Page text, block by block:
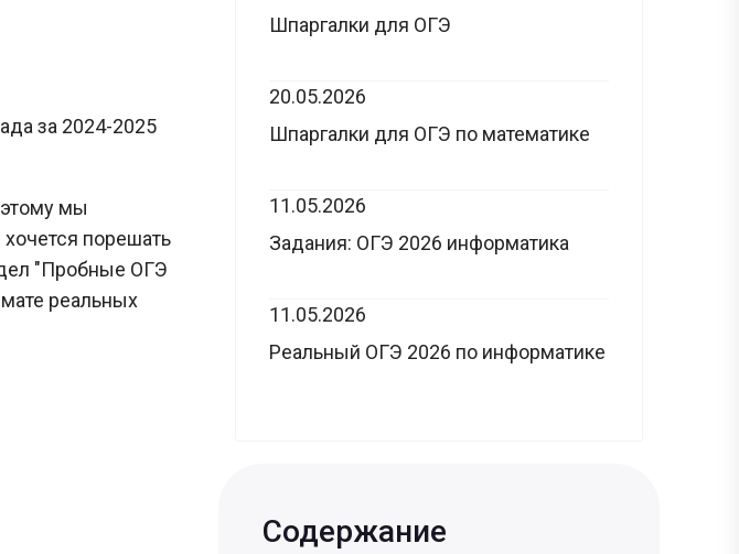
за 2024-2025
мы
порешать
"Пробные ОГЭ
реальных
Шпаргалки для ОГЭ
20.05.2026
Шпаргалки для ОГЭ по математике
11.05.2026
Задания: ОГЭ 2026 информатика
11.05.2026
Реальный ОГЭ 2026 по информатике
Содержание